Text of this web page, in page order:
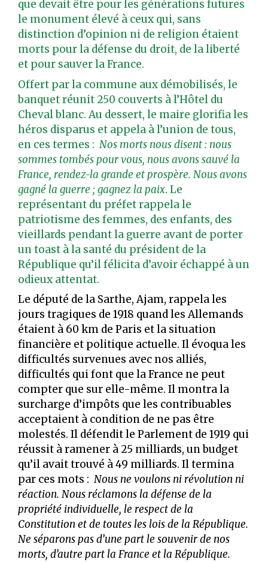
que devait être pour les générations futures
le monument élevé à ceux qui, sans
distinction d’opinion ni de religion étaient
morts pour la défense du droit, de la liberté
et pour sauver la France.
Offert par la commune aux démobilisés, le
banquet réunit 250 couverts à l’Hôtel du
Cheval blanc. Au dessert, le maire glorifia les
héros disparus et appela à l’union de tous,
en ces termes : Nos morts nous disent : nous
sommes tombés pour vous, nous avons sauvé la
France, rendez-la grande et prospère. Nous avons
gagné la guerre ; gagnez la paix. Le
représentant du préfet rappela le
patriotisme des femmes, des enfants, des
vieillards pendant la guerre avant de porter
un toast à la santé du président de la
République qu’il félicita d’avoir échappé à un
odieux attentat.
Le député de la Sarthe, Ajam, rappela les
jours tragiques de 1918 quand les Allemands
étaient à 60 km de Paris et la situation
financière et politique actuelle. Il évoqua les
difficultés survenues avec nos alliés,
difficultés qui font que la France ne peut
compter que sur elle-même. Il montra la
surcharge d’impôts que les contribuables
acceptaient à condition de ne pas être
molestés. Il défendit le Parlement de 1919 qui
réussit à ramener à 25 milliards, un budget
qu’il avait trouvé à 49 milliards. Il termina
par ces mots : Nous ne voulons ni révolution ni
réaction. Nous réclamons la défense de la
propriété individuelle, le respect de la
Constitution et de toutes les lois de la République.
Ne séparons pas d’une part le souvenir de nos
morts, d’autre part la France et la République.